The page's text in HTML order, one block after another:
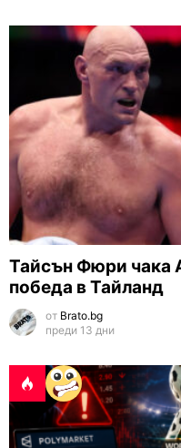
Тайсън Фюри чака
победа в Тайланд
от Brato.bg
преди 13 дни